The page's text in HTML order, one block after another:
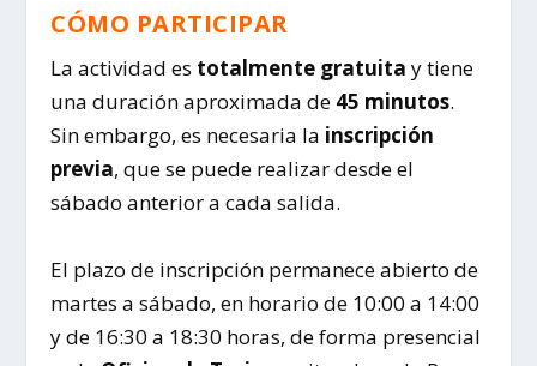
CÓMO PARTICIPAR
La actividad es totalmente gratuita y tiene
una duración aproximada de 45 minutos.
Sin embargo, es necesaria la inscripción
previa, que se puede realizar desde el
sábado anterior a cada salida.
El plazo de inscripción permanece abierto de
martes a sábado, en horario de 10:00 a 14:00
y de 16:30 a 18:30 horas, de forma presencial